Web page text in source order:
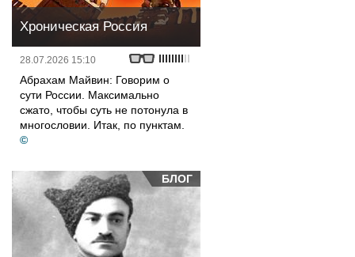
Хроническая Россия
28.07.2026 15:10
Абрахам Майвин: Говорим о
сути России. Максимально
сжато, чтобы суть не потонула в
многословии. Итак, по пунктам.
©
БЛОГ